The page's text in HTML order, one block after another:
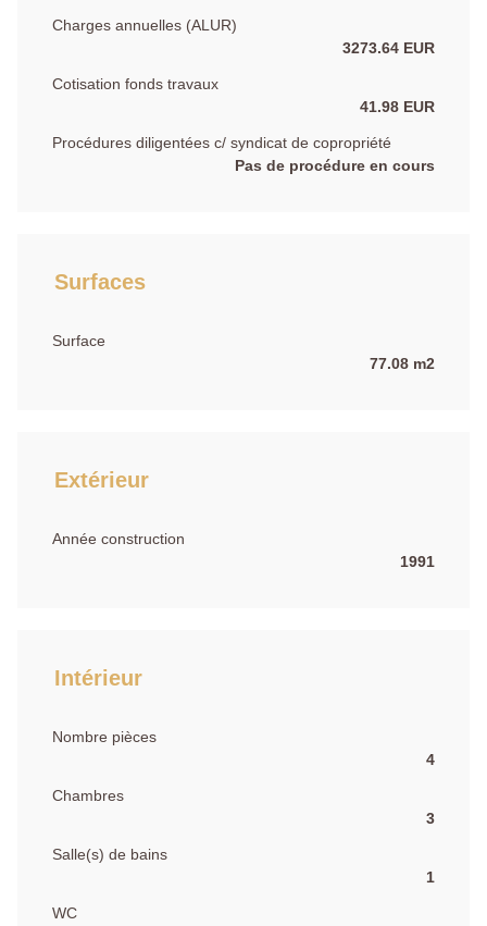
Charges annuelles (ALUR)
3273.64 EUR
Cotisation fonds travaux
41.98 EUR
Procédures diligentées c/ syndicat de copropriété
Pas de procédure en cours
Surfaces
Surface
77.08 m2
Extérieur
Année construction
1991
Intérieur
Nombre pièces
4
Chambres
3
Salle(s) de bains
1
WC